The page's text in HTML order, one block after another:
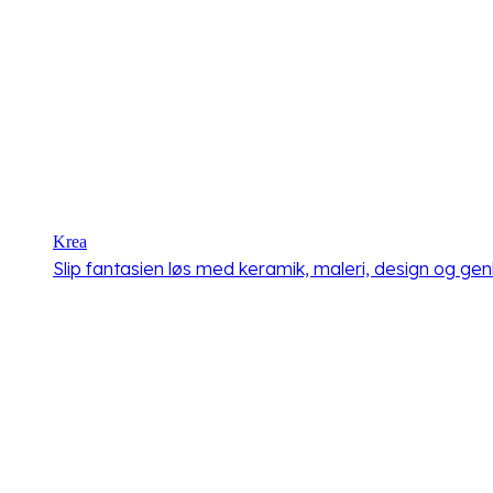
Krea
Slip fantasien løs med keramik, maleri, design og